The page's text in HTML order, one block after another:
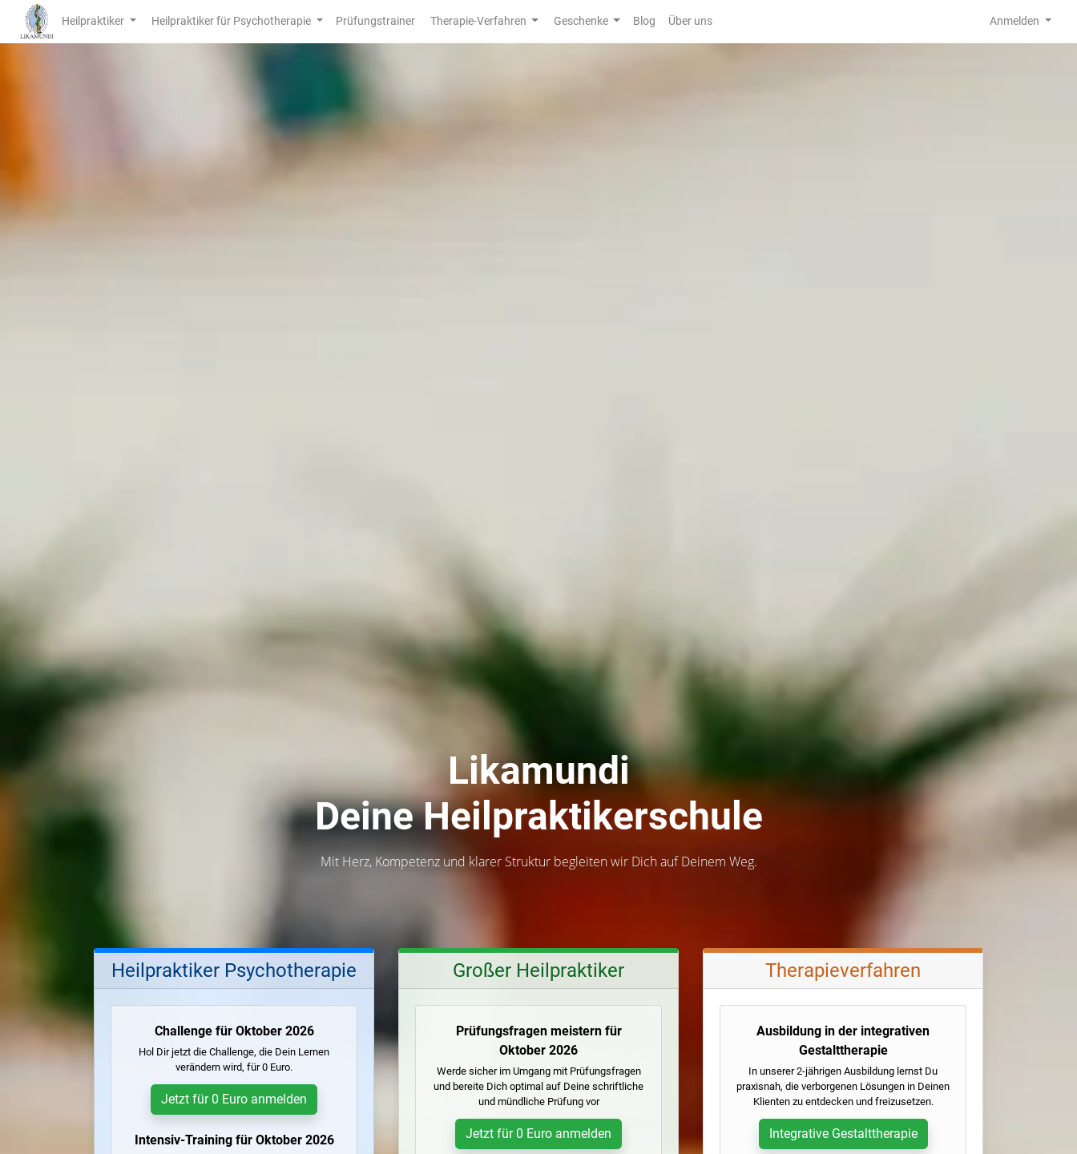
Heilpraktiker Heilpraktiker für Psychotherapie Prüfungstrainer Therapie-Verfahren Geschenke Blog Über uns Anmelden
Likamundi
Deine Heilpraktiker­schule
Mit Herz, Kompetenz und klarer Struktur begleiten wir Dich auf Deinem Weg.
Heilpraktiker Psychotherapie
Challenge für Oktober 2026
Hol Dir jetzt die Challenge, die Dein Lernen
verändern wird, für 0 Euro.
Jetzt für 0 Euro anmelden
Intensiv-Training für Oktober 2026
Großer Heilpraktiker
Prüfungs­fragen meistern für
Oktober 2026
Werde sicher im Umgang mit Prüfungsfragen
und bereite Dich optimal auf Deine schriftliche
und mündliche Prüfung vor
Jetzt für 0 Euro anmelden
Therapieverfahren
Ausbildung in der integrativen
Gestalttherapie
In unserer 2-jährigen Ausbildung lernst Du
praxisnah, die verborgenen Lösungen in Deinen
Klienten zu entdecken und freizusetzen.
Integrative Gestalttherapie